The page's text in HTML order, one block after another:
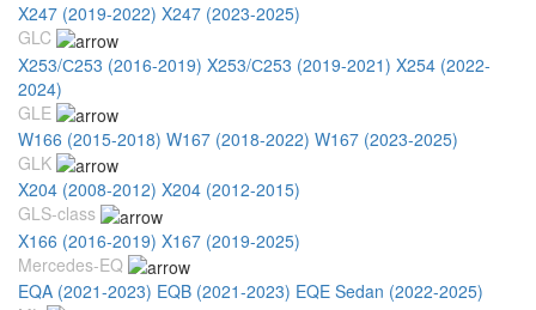
X247 (2019-2022) X247 (2023-2025)
GLC
X253/С253 (2016-2019) X253/С253 (2019-2021) X254 (2022-
2024)
GLE
W166 (2015-2018) W167 (2018-2022) W167 (2023-2025)
GLK
X204 (2008-2012) X204 (2012-2015)
GLS-class
X166 (2016-2019) X167 (2019-2025)
Mercedes-EQ
EQA (2021-2023) EQB (2021-2023) EQE Sedan (2022-2025)